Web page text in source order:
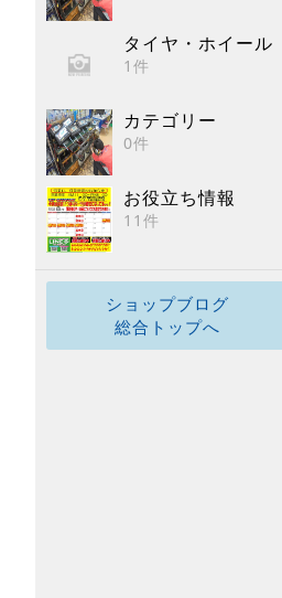
タイヤ・ホイール
1件
カテゴリー
0件
お役立ち情報
11件
ショップブログ
総合トップへ